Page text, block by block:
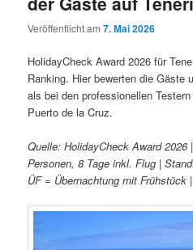
Veröffentlicht am7. Mai 2026
HolidayCheck Award 2026 für
Ranking. Hier bewerten die Gäste
als bei den professionellen
Puerto de la Cruz.
Quelle: HolidayCheck Award
Personen, 8 Tage inkl. Flug |
ÜF = Übernachtung mit Frühstück